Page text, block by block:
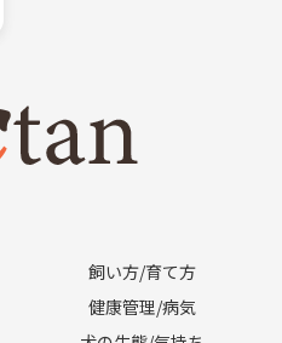
飼い方/育て方
健康管理/病気